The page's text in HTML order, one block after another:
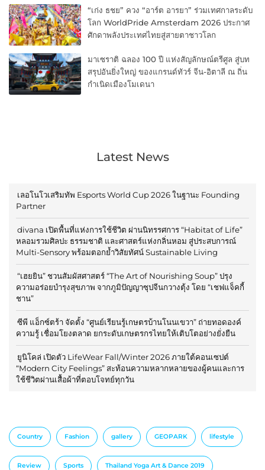
“เก่ง ธชย” ควง “อาร์ต อารยา” ร่วมเทศกาลระดับ
โลก WorldPride Amsterdam 2026 ประกาศ
ศักดาพลังประเทศไทยสู่สายตาชาวโลก
มาเซราติ ฉลอง 100 ปี แห่งสัญลักษณ์ตรีศูล สู่บท
สรุปอันยิ่งใหญ่ ของแกรนด์ทัวร์ จีน-อิตาลี ณ ถิ่น
กำเนิดเมืองโมเดนา
Latest News
เลอโนโวเสริมทัพ Esports World Cup 2026 ในฐานะ Founding
Partner
divana เปิดพื้นที่แห่งการใช้ชีวิต ผ่านนิทรรศการ “Habitat of Life”
หลอมรวมศิลปะ ธรรมชาติ และศาสตร์แห่งกลิ่นหอม สู่ประสบการณ์
Multi-Sensory พร้อมตอกย้ำวิสัยทัศน์ Sustainable Living
“เฮยยิน” ชวนสัมผัสศาสตร์ “The Art of Nourishing Soup” ปรุง
ความอร่อยบำรุงสุขภาพ จากภูมิปัญญาซุปจีนกวางตุ้ง โดย “เชฟแจ็คกี้
ชาน”
ซีพี แอ็กซ์ตร้า จัดตั้ง “ศูนย์เรียนรู้เกษตรบ้านโนนเขวา” ถ่ายทอดองค์
ความรู้ เชื่อมโยงตลาด ยกระดับเกษตรกรไทยให้เติบโตอย่างยั่งยืน
ยูนิโคล่ เปิดตัว LifeWear Fall/Winter 2026 ภายใต้คอนเซปต์
“Modern City Feelings” สะท้อนความหลากหลายของผู้คนและการ
ใช้ชีวิตผ่านเสื้อผ้าที่ตอบโจทย์ทุกวัน
Country Fashion gallery GEOPARK lifestyle
Review Sports Thailand Yoga Art & Dance 2019